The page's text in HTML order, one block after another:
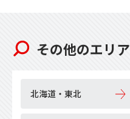
その他のエリア
北海道・東北